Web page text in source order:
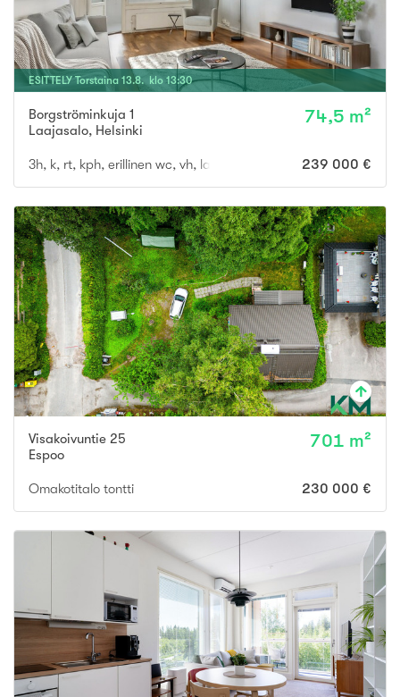
ESITTELY Torstaina 13.8. klo 13:30
Borgströminkuja 1
Laajasalo, Helsinki
74,5 m²
3h, k, rt, kph, erillinen wc, vh, lasitettu parveke 239 000 €
Visakoivuntie 25
Espoo
701 m²
Omakotitalo tontti 230 000 €